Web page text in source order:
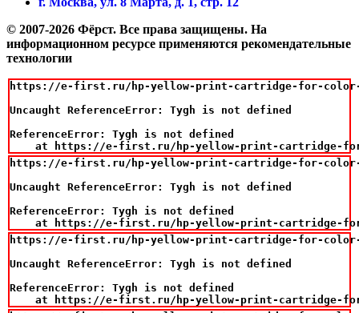
© 2007-2026 Фёрст. Все права защищены. На
информационном ресурсе применяются рекомендательные
технологии
https://e-first.ru/hp-yellow-print-cartridge-for-color-
Uncaught ReferenceError: Tygh is not defined
ReferenceError: Tygh is not defined
at https://e-first.ru/hp-yellow-print-cartridge-
https://e-first.ru/hp-yellow-print-cartridge-for-color-
Uncaught ReferenceError: Tygh is not defined
ReferenceError: Tygh is not defined
at https://e-first.ru/hp-yellow-print-cartridge-
https://e-first.ru/hp-yellow-print-cartridge-for-color-
Uncaught ReferenceError: Tygh is not defined
ReferenceError: Tygh is not defined
at https://e-first.ru/hp-yellow-print-cartridge-